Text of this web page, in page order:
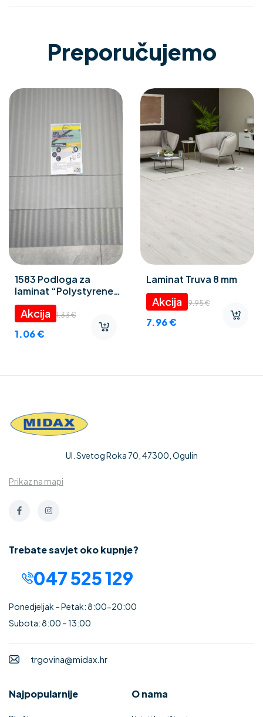
Preporučujemo
1583 Podloga za
laminat “Polystyrene
foam” 3 mm
1.33€
1.06€
Laminat Truva 8 mm
9.95€
7.96€
Ul. Svetog Roka 70, 47300, Ogulin
Prikaz na mapi
Trebate savjet oko kupnje?
047 525 129
Ponedjeljak – Petak: 8:00-20:00
Subota: 8:00 – 13:00
trgovina@midax.hr
Najpopularnije O nama